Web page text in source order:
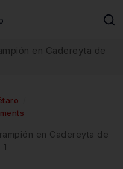
en Cadereyta de